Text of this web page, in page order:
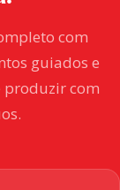
com
guiados e
produzir com